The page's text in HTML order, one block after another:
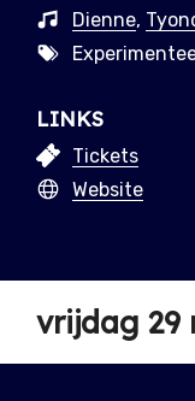
Dienne,
LINKS
Tickets
Website
vrijdag 29